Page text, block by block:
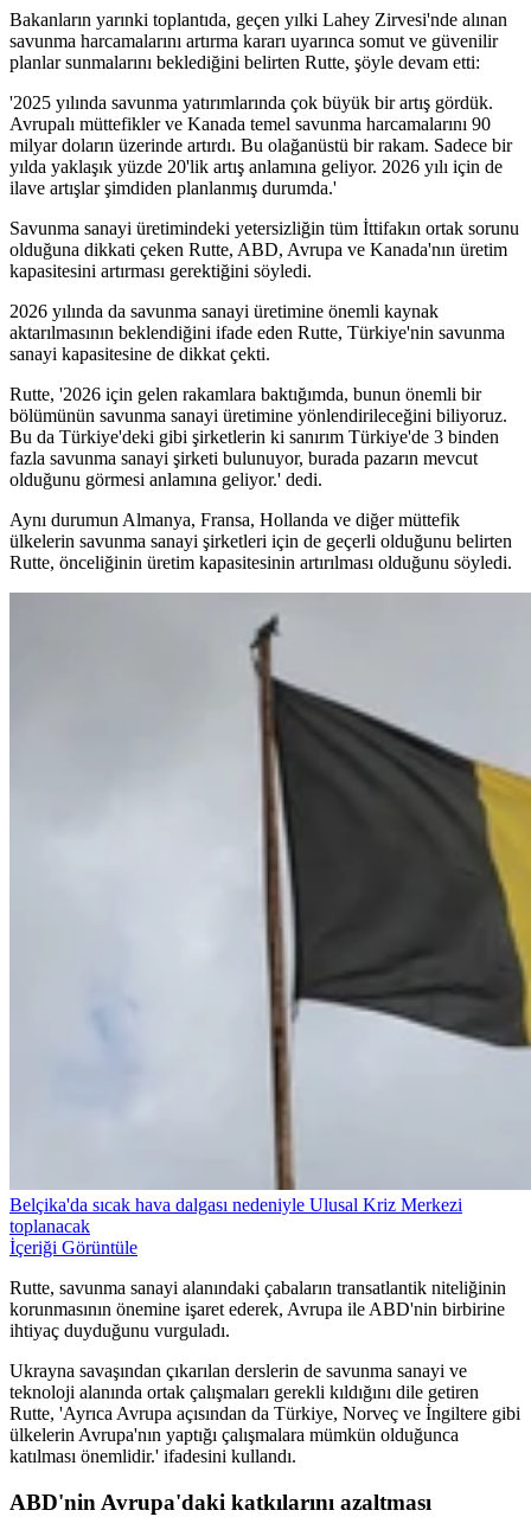
Bakanların yarınki toplantıda, geçen yılki Lahey Zirvesi'nde alınan
savunma harcamalarını artırma kararı uyarınca somut ve güvenilir
planlar sunmalarını beklediğini belirten Rutte, şöyle devam etti:
'2025 yılında savunma yatırımlarında çok büyük bir artış gördük.
Avrupalı müttefikler ve Kanada temel savunma harcamalarını 90
milyar doların üzerinde artırdı. Bu olağanüstü bir rakam. Sadece bir
yılda yaklaşık yüzde 20'lik artış anlamına geliyor. 2026 yılı için de
ilave artışlar şimdiden planlanmış durumda.'
Savunma sanayi üretimindeki yetersizliğin tüm İttifakın ortak sorunu
olduğuna dikkati çeken Rutte, ABD, Avrupa ve Kanada'nın üretim
kapasitesini artırması gerektiğini söyledi.
2026 yılında da savunma sanayi üretimine önemli kaynak
aktarılmasının beklendiğini ifade eden Rutte, Türkiye'nin savunma
sanayi kapasitesine de dikkat çekti.
Rutte, '2026 için gelen rakamlara baktığımda, bunun önemli bir
bölümünün savunma sanayi üretimine yönlendirileceğini biliyoruz.
Bu da Türkiye'deki gibi şirketlerin ki sanırım Türkiye'de 3 binden
fazla savunma sanayi şirketi bulunuyor, burada pazarın mevcut
olduğunu görmesi anlamına geliyor.' dedi.
Aynı durumun Almanya, Fransa, Hollanda ve diğer müttefik
ülkelerin savunma sanayi şirketleri için de geçerli olduğunu belirten
Rutte, önceliğinin üretim kapasitesinin artırılması olduğunu söyledi.
Belçika'da sıcak hava dalgası nedeniyle Ulusal Kriz Merkezi
toplanacak
İçeriği Görüntüle
Rutte, savunma sanayi alanındaki çabaların transatlantik niteliğinin
korunmasının önemine işaret ederek, Avrupa ile ABD'nin birbirine
ihtiyaç duyduğunu vurguladı.
Ukrayna savaşından çıkarılan derslerin de savunma sanayi ve
teknoloji alanında ortak çalışmaları gerekli kıldığını dile getiren
Rutte, 'Ayrıca Avrupa açısından da Türkiye, Norveç ve İngiltere gibi
ülkelerin Avrupa'nın yaptığı çalışmalara mümkün olduğunca
katılması önemlidir.' ifadesini kullandı.
ABD'nin Avrupa'daki katkılarını azaltması